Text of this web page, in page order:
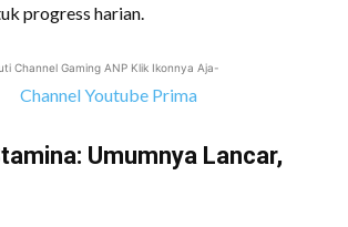
progress harian.
Channel Gaming ANP Klik Ikonnya Aja-
Umumnya Lancar,